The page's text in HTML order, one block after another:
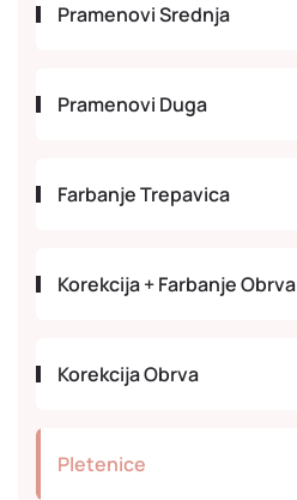
Pramenovi Srednja
Pramenovi Duga
Farbanje Trepavica
Korekcija + Farbanje Obrva
Korekcija Obrva
Pletenice